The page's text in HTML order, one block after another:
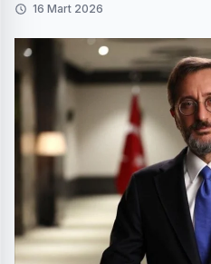
16 Mart 2026